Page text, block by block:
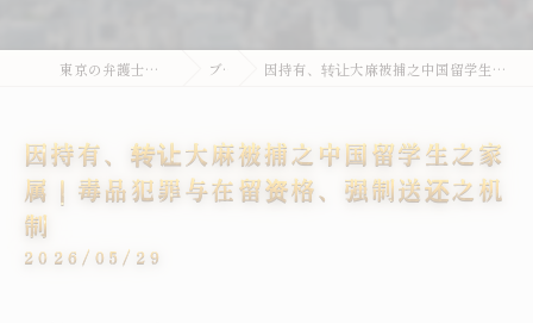
東京の弁護士なら舟渡国際法律事務所 ブログ 因持有、转让大麻被捕之中国留学生之家属｜毒品犯罪与在留资格、强制送还之机制
因持有、转让大麻被捕之中国留学生之家
属｜毒品犯罪与在留资格、强制送还之机
制
2026/05/29